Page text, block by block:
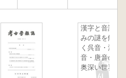
漢字と音読
みの謎を解
く呉音・漢
音・唐音の
奥深い世界